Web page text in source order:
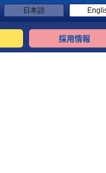
日本語
採用情報